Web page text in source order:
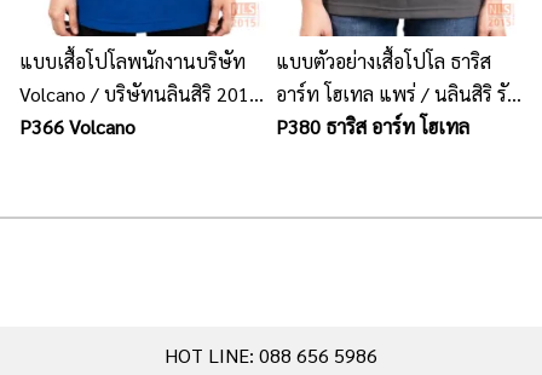
แบบเสื้อโปโลพนักงานบริษัท
Volcano / บริษัทนลินสิริ 2015
จำกัด รับตัดเสื้อโปโลพนักงาน
P366 Volcano
แบบตัวอย่างเสื้อโปโล ธาริส
อาร์ท โฮเทล แพร่ / นลินสิริ รับ
ผลิต รับตัดเสื้อโปโล ยูนิฟอร์ม
P380 ธาริส อาร์ท โฮเทล
HOT LINE: 088 656 5986